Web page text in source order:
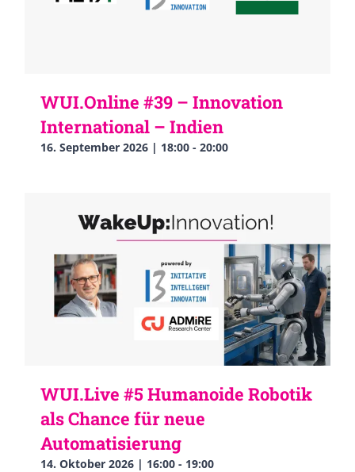
WUI.Online #39 – Innovation
International – Indien
16. September 2026 | 18:00 - 20:00
WUI.Live #5 Humanoide Robotik
als Chance für neue
Automatisierung
14. Oktober 2026 | 16:00 - 19:00